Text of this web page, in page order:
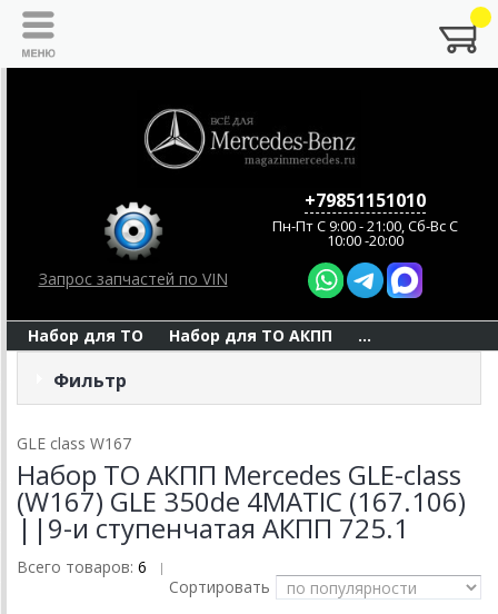
Запрос запчастей по VIN
+79851151010
Пн-Пт C 9:00 - 21:00, Сб-Вс С
10:00 -20:00
Набор для ТО Набор для ТО АКПП ...
Фильтр
GLE class W167
Набор ТО АКПП Mercedes GLE-class
(W167) GLE 350de 4MATIC (167.106)
||9-и ступенчатая АКПП 725.1
Всего товаров: 6 |
Сортировать